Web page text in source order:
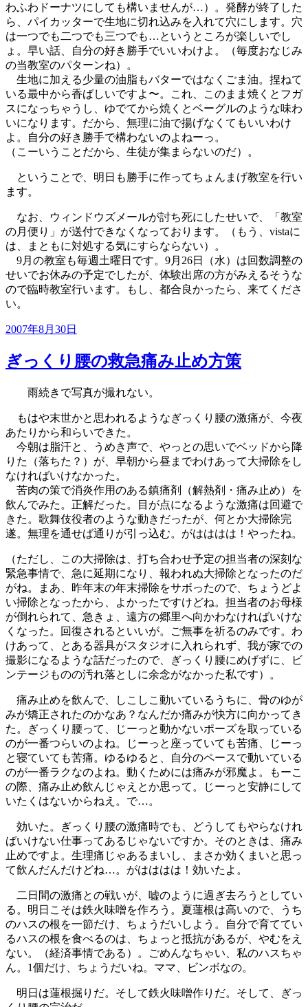
わふわドーナツにしても構いませんが…）。発酵が終了した
ら、パイカッターで生地に切れ込みを入れて穴にします。穴
は一つでも二つでも三つでも…というところが楽しいでし
ょ。早い話、自分の好き勝手でいいわけよ。（毎度おなじみ
の当教室のパターンね）。
生地に加える少量の油脂もバターではなくごま油。捏ねて
いる最中から香ばしいですよ〜。これ、このまま焼くとフガ
スになっちゃうし、ゆでてから焼くとベーグルのような味わ
いになります。だから、無理に油で揚げなくてもいいわけ
よ。自分の好き勝手で構わないのよねーっ。
（こーいうことだから、生徒が集まらないのだ）。
ということで、明日も勝手に作ってちょんまげ教室を行い
ます。
なお、ウィンドウズメールが討ち死にしたせいで、「教室
の月便り」が送付できなくなっております。（もう、vistaに
は、まともに対処する気にすらならない）。
9月の教室も毎週土曜日です。9月26日（水）は回数調整の
せいでお休みの予定でしたが、体験出席の方がみえるそうな
ので臨時教室行います。もし、都合良かったら、来てくださ
い。
投
日:
2007年8月30日
ぎっくり腰の救急痛み止め方策
雨続きで写真が撮れない。
もはや末世かと思われるようなぎっくり腰の激痛が、今夜
あたりから和らいできた。
今朝は脂汗と、うめき声で、やっとの思いでベッドから降
りた（落ちた？）が、早朝から昼までわけあって大掃除をし
なければいけなかった。
苦肉の策で消炎作用のある鎮痛剤（解熱剤・痛み止め）を
飲んでみた。正解だった。目が点になるような激痛は回避で
きた。歌舞伎役者のような動きだったが、何とか大掃除完
遂。無理を通せば通りが引っ込む。がはははは！やったね。
（ただし、この大掃除は、打ち合わせ予定の担当者の深刻な
緊急事情で、急に延期になり、報われぬ大掃除となったのだ
がね。まあ、昨年末の年末掃除をサボったので、ちょうどよ
い掃除となったから、よかったですけどね。担当者のお母様
が倒れられて、急きょ、遠方の郷里へ向かわなければいけな
くなった。回復されるといいが。ご無事を祈るのみです。わ
けあって、とある器具がスタジオに入れられず、我が家での
撮影になるような話だったので、ぎっくり腰にめげずに、ビ
ンテージものの汚れ落としに余念がなかった私です）。
痛み止めを飲んで、しこしこ動いているうちに、骨のゆが
みが矯正されたのかなあ？なんだか痛みが快方に向かってき
た。ぎっくり腰って、じーっと動かないポーズを取っている
のが一番つらいのよね。じーっと座っていても苦痛、じーっ
と寝ていても苦痛。ゆるゆると、自分のペースで動いている
のが一番ラクなのよね。動くためには痛みが邪魔よ。もーこ
の際、痛み止め飲んじゃえとか思って。じーっと安静にして
いたくはないからねえ。で…。
効いた。ぎっくり腰の激痛時でも、どうしてもやらなけれ
ばいけない仕事ってあるじゃないですか。そのときは、痛み
止めですよ。生理痛じゃあるまいし、まさか効くまいと思っ
て飲んだんだけどね…。がはははは！効いたよ。
二日間の激痛との戦いが、嘘のように過ぎ去ろうとしてい
る。明日こそは鉄火味噌を作ろう。夏蓮根は高いので、うち
のハスの根を一節だけ、ちょうだいしよう。自分で育ててい
るハスの根を食べるのは、ちょっと抵抗があるが、やむをえ
ない。（経済事情である）。ごめんなちゃい、私のハスちゃ
ん。1個だけ、ちょうだいね。ママ、ビンボなの。
明日は蓮根掘りだ。そして鉄火味噌作りだ。そして、ぎっ